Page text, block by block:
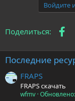
Войдите
Поделиться:
Последние
FRAPS
FRAPS скачать
wfmv Обновлено: